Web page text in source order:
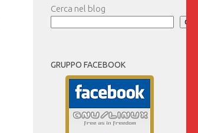
Cerca nel blog
GRUPPO FACEBOOK